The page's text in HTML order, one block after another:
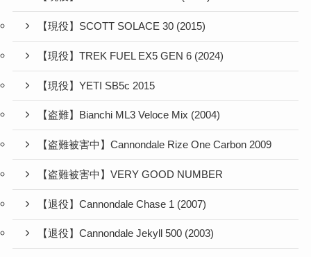
【現役】SCOTT SOLACE 30 (2015)
【現役】TREK FUEL EX5 GEN 6 (2024)
【現役】YETI SB5c 2015
【盗難】Bianchi ML3 Veloce Mix (2004)
【盗難被害中】Cannondale Rize One Carbon 2009
【盗難被害中】VERY GOOD NUMBER
【退役】Cannondale Chase 1 (2007)
【退役】Cannondale Jekyll 500 (2003)